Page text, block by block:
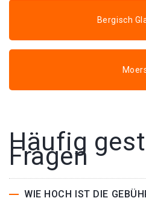
Bergisch
Häufig
Fragen
WIE HOCH IST DIE